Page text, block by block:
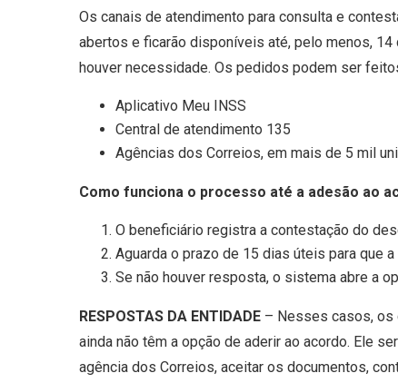
Os canais de atendimento para consulta e
abertos e ficarão disponíveis até, pelo menos,
houver necessidade. Os pedidos podem ser
Aplicativo Meu INSS
Central de atendimento 135
Agências dos Correios, em mais de 5 mil
Como funciona o processo até a adesão ao
O beneficiário registra a contestação do
Aguarda o prazo de 15 dias úteis para que
Se não houver resposta, o sistema abre a
RESPOSTAS DA ENTIDADE – Nesses casos, os
ainda não têm a opção de aderir ao acordo. Ele
agência dos Correios, aceitar os documentos,